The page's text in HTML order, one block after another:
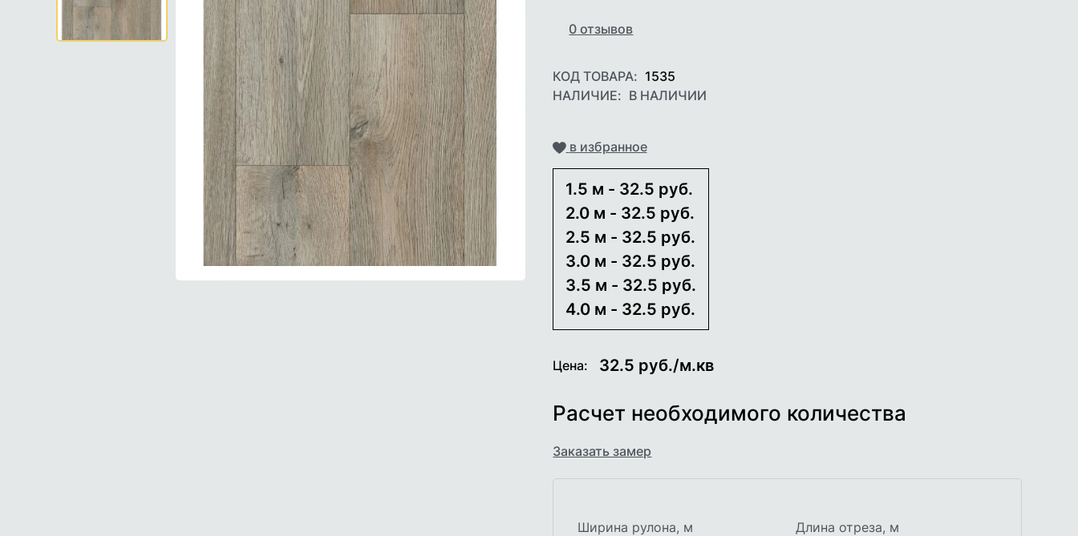
0 отзывов
КОД ТОВАРА: 1535
НАЛИЧИЕ: В НАЛИЧИИ
Добавить
в избранное
1.5 м - 32.5 руб.
2.0 м - 32.5 руб.
2.5 м - 32.5 руб.
3.0 м - 32.5 руб.
3.5 м - 32.5 руб.
4.0 м - 32.5 руб.
Цена: 32.5 руб./м.кв
Расчет необходимого количества
Заказать замер
Ширина рулона, м Длина отреза, м